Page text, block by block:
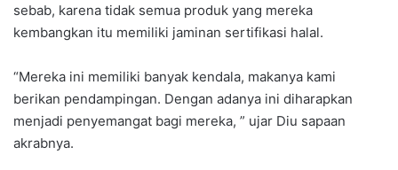
sebab, karena tidak semua produk yang mereka
kembangkan itu memiliki jaminan sertifikasi halal.
“Mereka ini memiliki banyak kendala, makanya kami
berikan pendampingan. Dengan adanya ini diharapkan
menjadi penyemangat bagi mereka, ” ujar Diu sapaan
akrabnya.